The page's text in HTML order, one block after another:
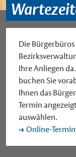
Die
Ihre Anliegen
buchen Sie
Ihnen das
Termin
auswählen.
Online-